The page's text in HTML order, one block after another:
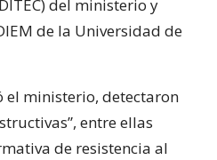
del ministerio y
de la Universidad de
el ministerio, detectaron
entre ellas
de resistencia al